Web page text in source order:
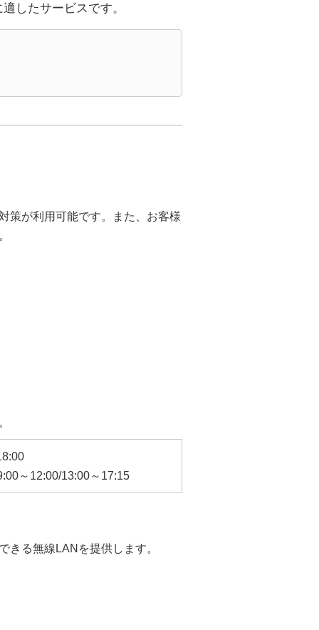
したサービスです。
策が利用可能です。また、お客様
～12:00/13:00～17:15
きる無線LANを提供します。